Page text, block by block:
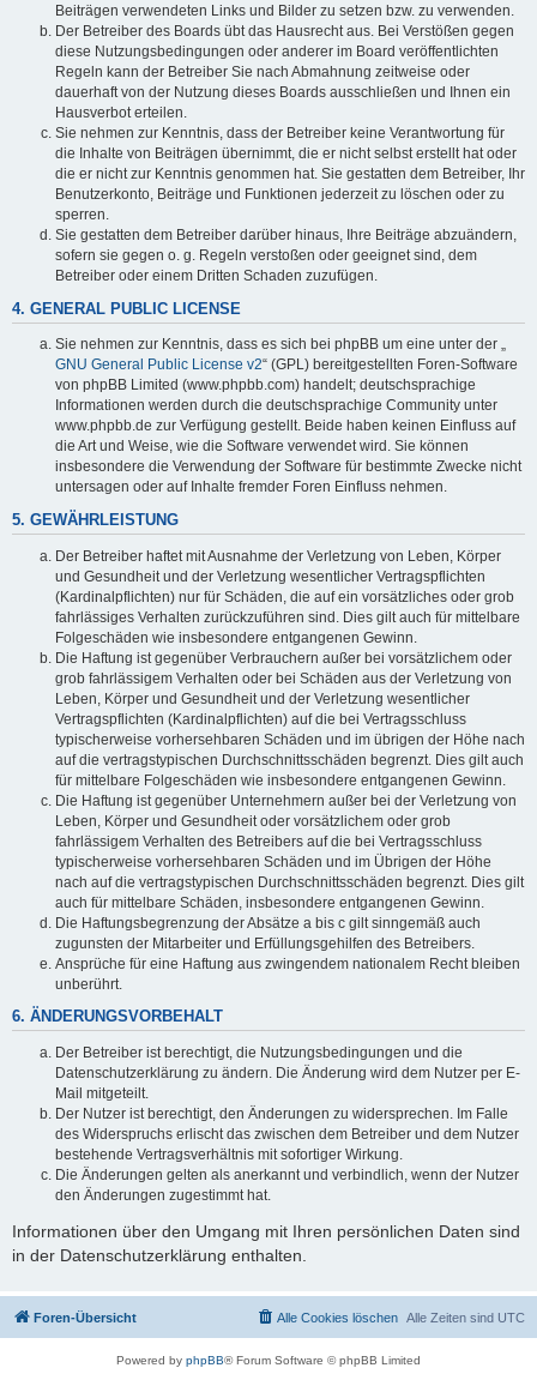
Beiträgen verwendeten Links und Bilder zu setzen bzw. zu verwenden.
Der Betreiber des Boards übt das Hausrecht aus. Bei Verstößen gegen
diese Nutzungsbedingungen oder anderer im Board veröffentlichten
Regeln kann der Betreiber Sie nach Abmahnung zeitweise oder
dauerhaft von der Nutzung dieses Boards ausschließen und Ihnen ein
Hausverbot erteilen.
Sie nehmen zur Kenntnis, dass der Betreiber keine Verantwortung für
die Inhalte von Beiträgen übernimmt, die er nicht selbst erstellt hat oder
die er nicht zur Kenntnis genommen hat. Sie gestatten dem Betreiber, Ihr
Benutzerkonto, Beiträge und Funktionen jederzeit zu löschen oder zu
sperren.
Sie gestatten dem Betreiber darüber hinaus, Ihre Beiträge abzuändern,
sofern sie gegen o. g. Regeln verstoßen oder geeignet sind, dem
Betreiber oder einem Dritten Schaden zuzufügen.
4. GENERAL PUBLIC LICENSE
Sie nehmen zur Kenntnis, dass es sich bei phpBB um eine unter der „
GNU General Public License v2“ (GPL) bereitgestellten Foren-Software
von phpBB Limited (www.phpbb.com) handelt; deutschsprachige
Informationen werden durch die deutschsprachige Community unter
www.phpbb.de zur Verfügung gestellt. Beide haben keinen Einfluss auf
die Art und Weise, wie die Software verwendet wird. Sie können
insbesondere die Verwendung der Software für bestimmte Zwecke nicht
untersagen oder auf Inhalte fremder Foren Einfluss nehmen.
5. GEWÄHRLEISTUNG
Der Betreiber haftet mit Ausnahme der Verletzung von Leben, Körper
und Gesundheit und der Verletzung wesentlicher Vertragspflichten
(Kardinalpflichten) nur für Schäden, die auf ein vorsätzliches oder grob
fahrlässiges Verhalten zurückzuführen sind. Dies gilt auch für mittelbare
Folgeschäden wie insbesondere entgangenen Gewinn.
Die Haftung ist gegenüber Verbrauchern außer bei vorsätzlichem oder
grob fahrlässigem Verhalten oder bei Schäden aus der Verletzung von
Leben, Körper und Gesundheit und der Verletzung wesentlicher
Vertragspflichten (Kardinalpflichten) auf die bei Vertragsschluss
typischerweise vorhersehbaren Schäden und im übrigen der Höhe nach
auf die vertragstypischen Durchschnittsschäden begrenzt. Dies gilt auch
für mittelbare Folgeschäden wie insbesondere entgangenen Gewinn.
Die Haftung ist gegenüber Unternehmern außer bei der Verletzung von
Leben, Körper und Gesundheit oder vorsätzlichem oder grob
fahrlässigem Verhalten des Betreibers auf die bei Vertragsschluss
typischerweise vorhersehbaren Schäden und im Übrigen der Höhe
nach auf die vertragstypischen Durchschnittsschäden begrenzt. Dies gilt
auch für mittelbare Schäden, insbesondere entgangenen Gewinn.
Die Haftungsbegrenzung der Absätze a bis c gilt sinngemäß auch
zugunsten der Mitarbeiter und Erfüllungsgehilfen des Betreibers.
Ansprüche für eine Haftung aus zwingendem nationalem Recht bleiben
unberührt.
6. ÄNDERUNGSVORBEHALT
Der Betreiber ist berechtigt, die Nutzungsbedingungen und die
Datenschutzerklärung zu ändern. Die Änderung wird dem Nutzer per E-
Mail mitgeteilt.
Der Nutzer ist berechtigt, den Änderungen zu widersprechen. Im Falle
des Widerspruchs erlischt das zwischen dem Betreiber und dem Nutzer
bestehende Vertragsverhältnis mit sofortiger Wirkung.
Die Änderungen gelten als anerkannt und verbindlich, wenn der Nutzer
den Änderungen zugestimmt hat.
Informationen über den Umgang mit Ihren persönlichen Daten sind
in der Datenschutzerklärung enthalten.
Foren-Übersicht Alle Zeiten sind UTC
Alle Cookies löschen
Powered by phpBB® Forum Software © phpBB Limited